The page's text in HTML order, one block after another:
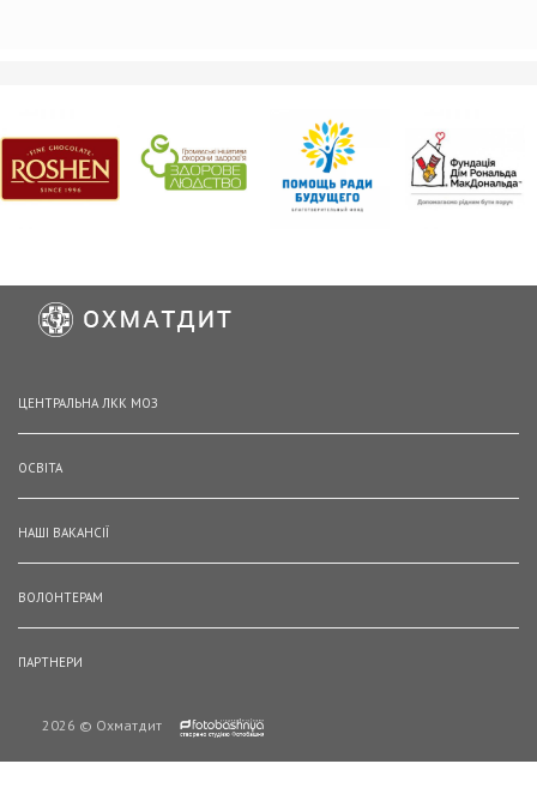
ЦЕНТРАЛЬНА ЛКК МОЗ
ОСВІТА
НАШІ ВАКАНСІЇ
ВОЛОНТЕРАМ
ПАРТНЕРИ
2026 © Охматдит